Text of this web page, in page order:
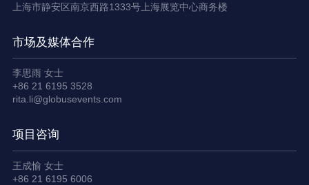
上海市静安区南京西路1333号上海展览中心商务楼
市场及媒体合作
李思雨 女士
+86 21 6195 3528
rita.li@globusevents.com
项目咨询
王成愉 女士
+86 21 6195 6006